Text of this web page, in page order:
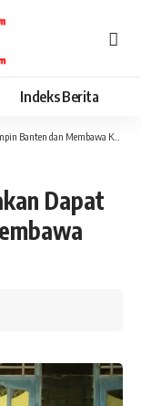
Indeks Berita
dan Membawa Kesejahteraan
Dapat